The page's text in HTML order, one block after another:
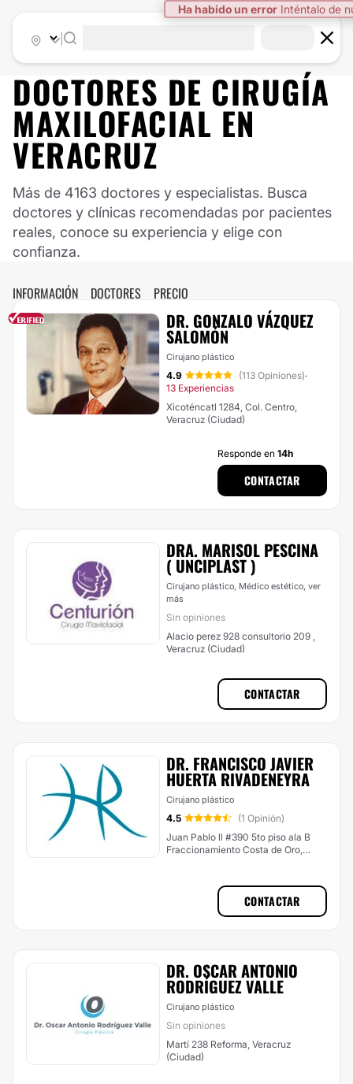
Ha habido un error Inténtalo de
DOCTORES DE CIRUGÍA
MAXILOFACIAL EN
VERACRUZ
Más de 4163 doctores y especialistas. Busca
doctores y clínicas recomendadas por pacientes
reales, conoce su experiencia y elige con
confianza.
INFORMACIÓN DOCTORES PRECIO
DR. GONZALO VÁZQUEZ
SALOMÓN
Cirujano plástico
4.9 (113 Opiniones)·
13 Experiencias
Xicoténcatl 1284, Col. Centro,
Veracruz (Ciudad)
Responde en 14h
CONTACTAR
DRA. MARISOL PESCINA
( UNCIPLAST )
Cirujano plástico, Médico estético, ver
más
Sin opiniones
Alacio perez 928 consultorio 209 ,
Veracruz (Ciudad)
CONTACTAR
DR. FRANCISCO JAVIER
HUERTA RIVADENEYRA
Cirujano plástico
4.5
(1 Opinión)
Juan Pablo ll #390 5to piso ala B
Fraccionamiento Costa de Oro,
CONTACTAR
DR. OSCAR ANTONIO
RODRÍGUEZ VALLE
Cirujano plástico
Sin opiniones
Martí 238 Reforma, Veracruz
(Ciudad)